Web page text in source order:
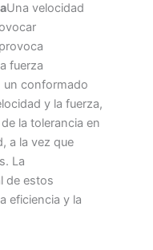
Una velocidad
fuerza
un conformado
y la fuerza,
la tolerancia en
a la vez que
La
de estos
eficiencia y la